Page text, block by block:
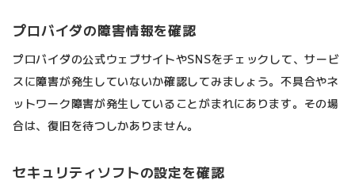
プロバイダの障害情報を確認
プロバイダの公式ウェブサイトやSNSをチェックして、サービ
スに障害が発生していないか確認してみましょう。不具合やネ
ットワーク障害が発生していることがまれにあります。その場
合は、復旧を待つしかありません。
セキュリティソフトの設定を確認